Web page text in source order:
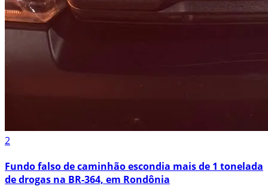
2
Fundo falso de caminhão escondia mais de 1 tonelada
de drogas na BR-364, em Rondônia